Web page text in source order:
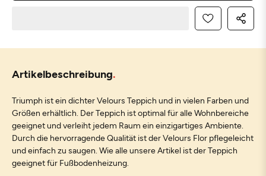
Artikelbeschreibung
Triumph ist ein dichter Velours Teppich und in vielen Farben und
Größen erhältlich. Der Teppich ist optimal für alle Wohnbereiche
geeignet und verleiht jedem Raum ein einzigartiges Ambiente.
Durch die hervorragende Qualität ist der Velours Flor pflegeleicht
und einfach zu saugen. Wie alle unsere Artikel ist der Teppich
geeignet für Fußbodenheizung.